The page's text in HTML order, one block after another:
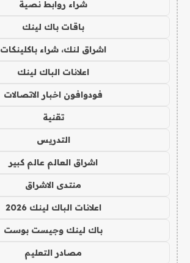
شراء روابط نصية
باقات باك لينك
اشراق لنك، شراء باكلينكات
اعلانات الباك لينك
فودوافون اخبار الاتصالات
تقنية
التدريس
اشراق العالم عالم كبير
منتدى الاشراق
اعلانات الباك لينك 2026
باك لينك وجيست بوست
مصادر التعليم